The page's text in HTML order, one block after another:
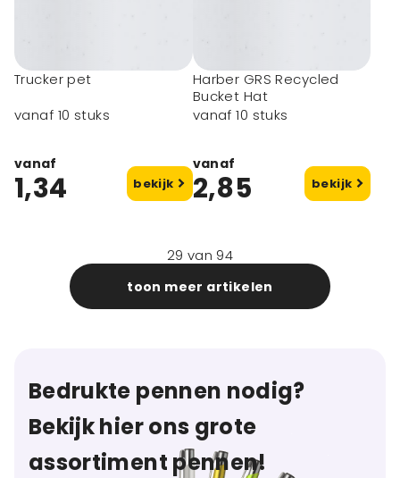
Trucker pet
vanaf 10 stuks
vanaf
1,34 bekijk
Harber GRS Recycled
Bucket Hat
vanaf 10 stuks
vanaf
2,85 bekijk
29 van 94
toon meer artikelen
Bedrukte pennen nodig?
Bekijk hier ons grote
assortiment pennen!